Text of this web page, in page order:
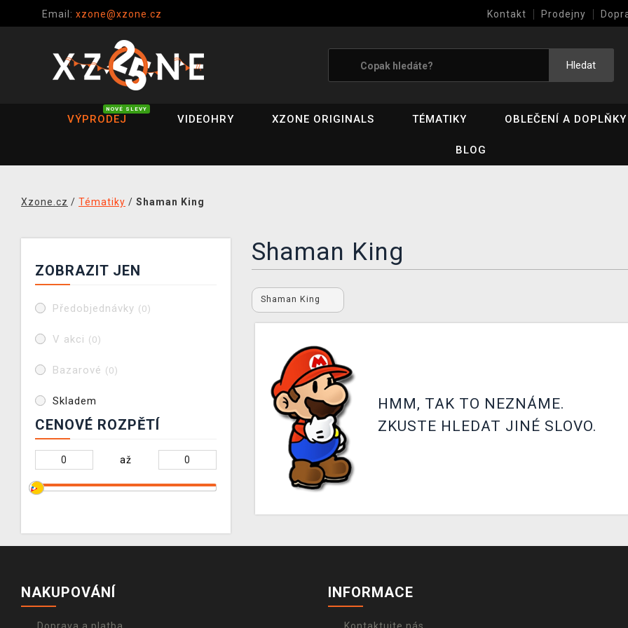
Email: xzone@xzone.cz Kontakt Prodejny
Hledat
VÝPRODEJ
NOVÉ SLEVY
VIDEOHRY XZONE ORIGINALS TÉMATIKY OBLEČENÍ A DOPLŇKY
BLOG
Xzone.cz / Tématiky / Shaman King
ZOBRAZIT JEN
Předobjednávky (0)
V akci (0)
Bazarové (0)
Skladem
CENOVÉ ROZPĚTÍ
až
Shaman King
Shaman King
HMM, TAK TO NEZNÁME.
ZKUSTE HLEDAT JINÉ SLOVO.
NAKUPOVÁNÍ INFORMACE